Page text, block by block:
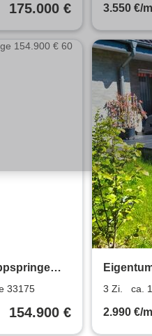
175.000 € 3.550 €/
33175
154.900 €
3 Zi. ca.
2.990 €/